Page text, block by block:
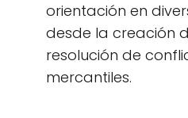
orientación en
desde la creación
resolución de
mercantiles.